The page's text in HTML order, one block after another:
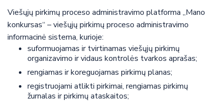
Viešųjų pirkimų proceso administravimo platforma „Mano
konkursas“ – viešųjų pirkimų proceso administravimo
informacinė sistema, kurioje:
suformuojamas ir tvirtinamas viešųjų pirkimų
organizavimo ir vidaus kontrolės tvarkos aprašas;
rengiamas ir koreguojamas pirkimų planas;
registruojami atlikti pirkimai, rengiamas pirkimų
žurnalas ir pirkimų ataskaitos;